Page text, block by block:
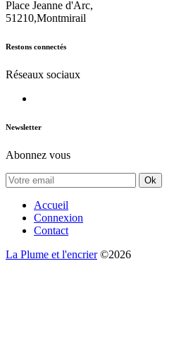
Place Jeanne d'Arc,
51210,Montmirail
Restons connectés
Réseaux sociaux
Newsletter
Abonnez vous
Ok
Accueil
Connexion
Contact
La Plume et l'encrier©2026